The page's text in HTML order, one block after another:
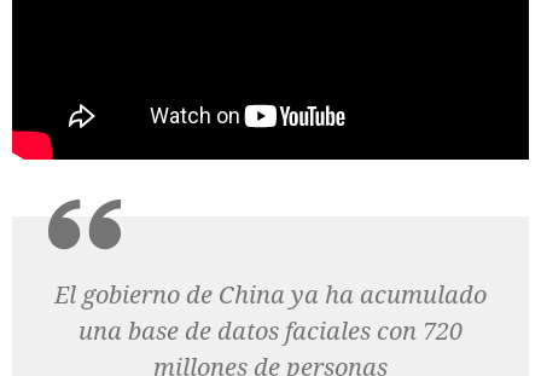
El gobierno de China ya ha acumulado
una base de datos faciales con 720
millones de personas